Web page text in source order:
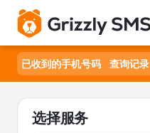
已收到的手机号码 查询记录
选择服务